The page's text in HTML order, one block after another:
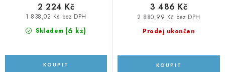
Skladem (6 ks)
1 838,02 Kč bez DPH
2 224 Kč
Prodej ukončen
2 880,99 Kč bez DPH
3 486 Kč